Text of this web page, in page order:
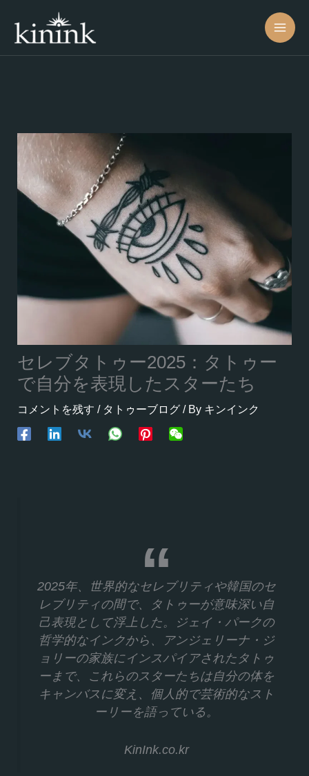
セレブタトゥー2025：タトゥー
で自分を表現したスターたち
コメントを残す / タトゥーブログ/ By キンインク
2025年、世界的なセレブリティや韓国のセ
レブリティの間で、タトゥーが意味深い自
己表現として浮上した。ジェイ・パークの
哲学的なインクから、アンジェリーナ・ジ
ョリーの家族にインスパイアされたタトゥ
ーまで、これらのスターたちは自分の体を
キャンバスに変え、個人的で芸術的なスト
ーリーを語っている。
KinInk.co.kr